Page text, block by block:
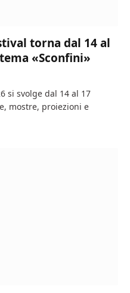
torna dal 14 al
«Sconfini»
si svolge dal 14 al 17
mostre, proiezioni e